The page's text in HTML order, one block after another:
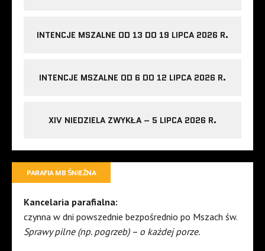
INTENCJE MSZALNE OD 13 DO 19 LIPCA 2026 R.
INTENCJE MSZALNE OD 6 DO 12 LIPCA 2026 R.
XIV NIEDZIELA ZWYKŁA – 5 LIPCA 2026 R.
PARAFIA MB ŚNIEŻNA
Kancelaria parafialna:
czynna w dni powszednie bezpośrednio po Mszach św.
Sprawy pilne (np. pogrzeb) – o każdej porze.